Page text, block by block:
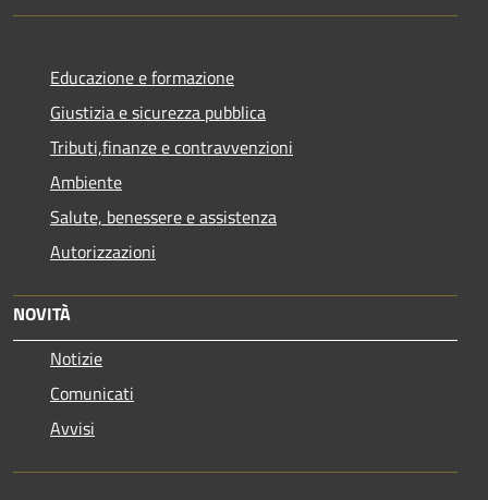
Educazione e formazione
Giustizia e sicurezza pubblica
Tributi,finanze e contravvenzioni
Ambiente
Salute, benessere e assistenza
Autorizzazioni
NOVITÀ
Notizie
Comunicati
Avvisi